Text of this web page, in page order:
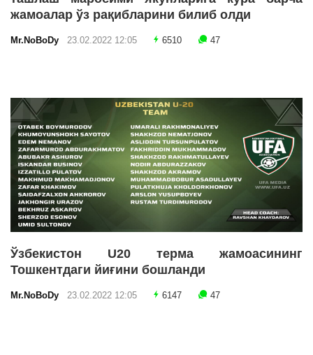
жамоалар ўз рақибларини билиб олди
Mr.NoBoDy 23.02.2022 12:05 6510 47
Ўзбекистон U20 терма жамоасининг
Тошкентдаги йиғини бошланди
Mr.NoBoDy 23.02.2022 12:05 6147 47